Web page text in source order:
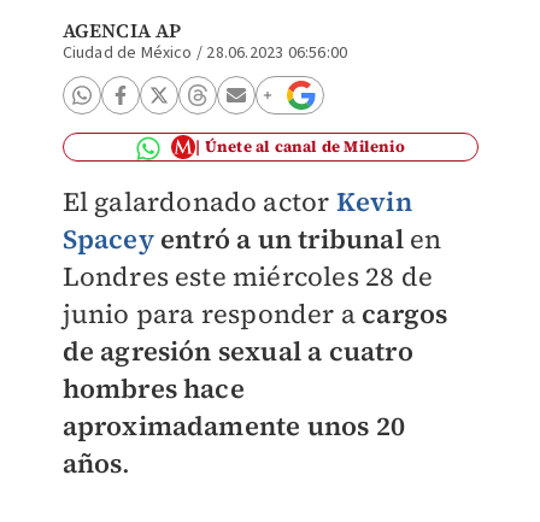
AGENCIA AP
Ciudad de México / 28.06.2023 06:56:00
Únete al canal de Milenio
El galardonado actor Kevin
Spaceyentró a un tribunal en
Londres este miércoles 28 de
junio para responder acargos
de agresión sexual a cuatro
hombres hace
aproximadamente unos 20
años.